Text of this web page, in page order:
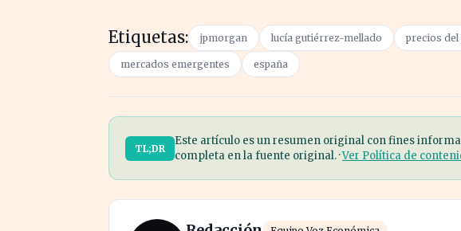
Etiquetas: jpmorgan lucía gutiérrez-mellado precios del
mercados emergentes españa
TL;DR
Este artículo es un resumen original con fines
completa en la fuente original. ·Ver Política de